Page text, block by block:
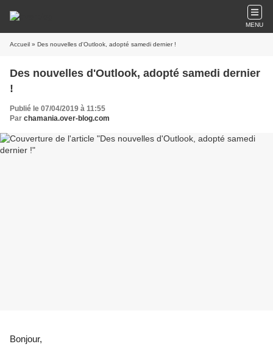
MENU
Accueil » Des nouvelles d'Outlook, adopté samedi dernier !
Des nouvelles d'Outlook, adopté samedi dernier
!
Publié le 07/04/2019 à 11:55
Par chamania.over-blog.com
Bonjour,